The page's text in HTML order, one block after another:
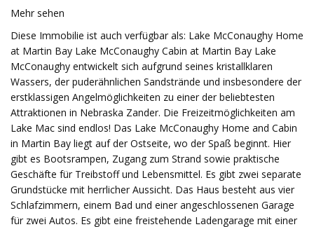
Mehr sehen
Diese Immobilie ist auch verfügbar als: Lake McConaughy Home
at Martin Bay Lake McConaughy Cabin at Martin Bay Lake
McConaughy entwickelt sich aufgrund seines kristallklaren
Wassers, der puderähnlichen Sandstrände und insbesondere der
erstklassigen Angelmöglichkeiten zu einer der beliebtesten
Attraktionen in Nebraska Zander. Die Freizeitmöglichkeiten am
Lake Mac sind endlos! Das Lake McConaughy Home and Cabin
in Martin Bay liegt auf der Ostseite, wo der Spaß beginnt. Hier
gibt es Bootsrampen, Zugang zum Strand sowie praktische
Geschäfte für Treibstoff und Lebensmittel. Es gibt zwei separate
Grundstücke mit herrlicher Aussicht. Das Haus besteht aus vier
Schlafzimmern, einem Bad und einer angeschlossenen Garage
für zwei Autos. Es gibt eine freistehende Ladengarage mit einer